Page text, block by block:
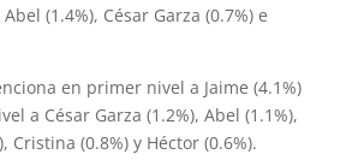
(1.4%), César Garza (0.7%) e
en primer nivel a Jaime (4.1%)
a César Garza (1.2%), Abel (1.1%),
Cristina (0.8%) y Héctor (0.6%).